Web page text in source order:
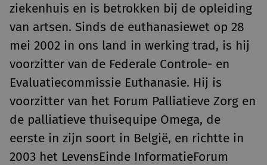
ziekenhuis en is betrokken bij de opleiding
van artsen. Sinds de euthanasiewet op 28
mei 2002 in ons land in werking trad, is hij
voorzitter van de Federale Controle- en
Evaluatiecommissie Euthanasie. Hij is
voorzitter van het Forum Palliatieve Zorg en
de palliatieve thuisequipe Omega, de
eerste in zijn soort in België, en richtte in
2003 het LevensEinde InformatieForum